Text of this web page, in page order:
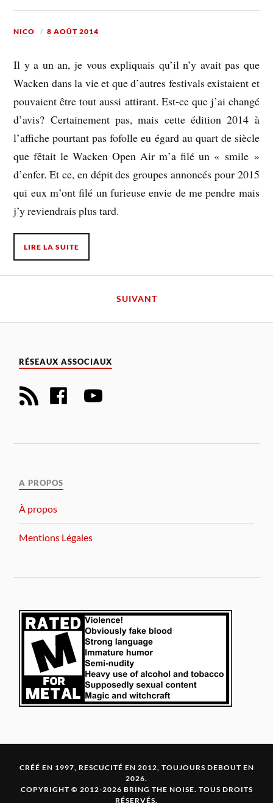
NICO 8 AOÛT 2014
Il y a un an, je vous expliquais qu’il n’y avait pas que
Wacken dans la vie et que d’autres festivals existaient et
pouvaient être tout aussi attirant. Est-ce que j’ai changé
d’avis? Certainement pas, mais cette édition 2014 à
l’affiche pourtant pas fofolle eu égard au quart de siècle
que fêtait le Wacken Open Air m’a filé un « smile »
d’enfer. Et ce, en dépit des groupes annoncés pour 2015
qui eux m’ont filé un furieuse envie de me pendre mais
j’y reviendrais plus tard.
LIRE LA SUITE
SUIVANT
RÉSEAUX ASSOCIAUX
A PROPOS
À propos
Mentions Légales
CRÉÉ EN 1997, RESCUCITÉ EN 2012, TOUJOURS DEBOUT EN
2026.
COPYRIGHT © 2012-2026 BRING THE NOISE. TOUS DROITS
RÉSERVÉS.